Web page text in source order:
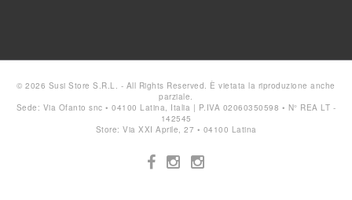
© 2026 Susi Store S.R.L. - All Rights Reserved. È vietata la riproduzione anche
parziale.
Sede: Via Ofanto snc • 04100 Latina, Italia | P.IVA 02060350598 • N° REA LT -
142545
Store: Via XXI Aprile, 27 • 04100 Latina